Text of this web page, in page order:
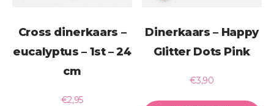
Cross dinerkaars –
eucalyptus – 1st – 24
cm
€2,95
Dinerkaars – Happy
Glitter Dots Pink
€3,90